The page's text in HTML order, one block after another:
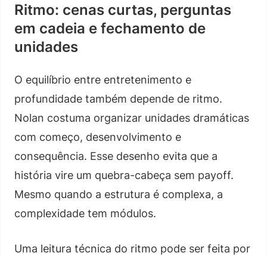
Ritmo: cenas curtas, perguntas
em cadeia e fechamento de
unidades
O equilíbrio entre entretenimento e
profundidade também depende de ritmo.
Nolan costuma organizar unidades dramáticas
com começo, desenvolvimento e
consequência. Esse desenho evita que a
história vire um quebra-cabeça sem payoff.
Mesmo quando a estrutura é complexa, a
complexidade tem módulos.
Uma leitura técnica do ritmo pode ser feita por